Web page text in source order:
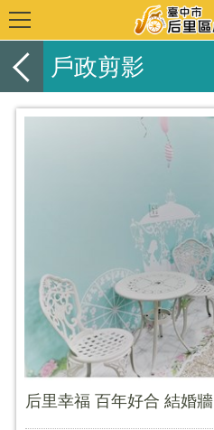
戶政剪影
后里幸福 百年好合 結婚牆